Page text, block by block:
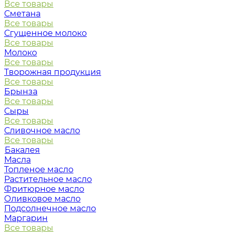
Все товары
Сметана
Все товары
Сгущенное молоко
Все товары
Молоко
Все товары
Творожная продукция
Все товары
Брынза
Все товары
Сыры
Все товары
Сливочное масло
Все товары
Бакалея
Масла
Топленое масло
Растительное масло
Фритюрное масло
Оливковое масло
Подсолнечное масло
Маргарин
Все товары